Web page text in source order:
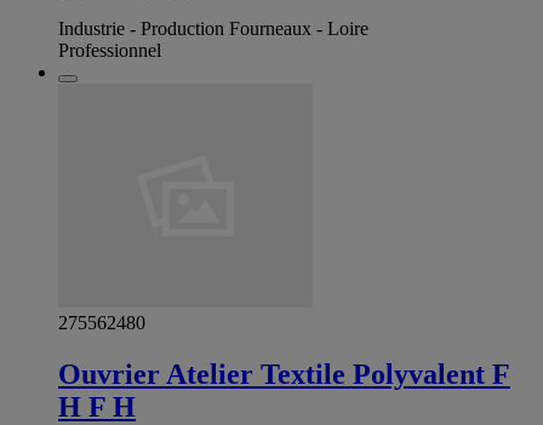
Industrie - Production Fourneaux - Loire
Professionnel
275562480
Ouvrier Atelier Textile Polyvalent F
H F H